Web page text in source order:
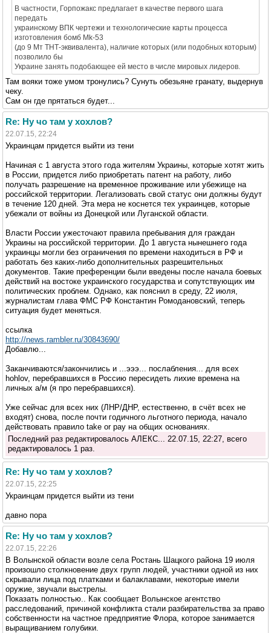
В частности, Горпожакс предлагает в качестве первого шага
передать
украинскому ВПК чертежи и технологические карты процесса
изготовления бомб Mk-53
(до 9 Мт ТНТ-эквивалента), наличие которых (или подобных которым)
позволило бы
Украине занять подобающее ей место в числе мировых лидеров.
Там вояки тоже умом тронулись? Сунуть обезьяне гранату, выдернув
чеку.
Сам он где прятаться будет...
Re: Ну чо там у хохлов?
22.07.15, 22:24
Украинцам придется выйти из тени
Начиная с 1 августа этого года жителям Украины, которые хотят жить
в России, придется либо приобретать патент на работу, либо
получать разрешение на временное проживание или убежище на
российской территории. Легализовать свой статус они должны будут
в течение 120 дней. Эта мера не коснется тех украинцев, которые
убежали от войны из Донецкой или Луганской области.
Власти России ужесточают правила пребывания для граждан
Украины на российской территории. До 1 августа нынешнего года
украинцы могли без ограничения по времени находиться в РФ и
работать без каких-либо дополнительных разрешительных
документов. Такие преференции были введены после начала боевых
действий на востоке украинского государства и сопутствующих им
политических проблем. Однако, как пояснил в среду, 22 июля,
журналистам глава ФМС РФ Константин Ромодановский, теперь
ситуация будет меняться.
ссылка
http://news.rambler.ru/30843690/
Добавлю...
Заканчиваются/закончились и ...эээ... послабления... для всех
hohlov, перебравшихся в Россию пересидеть лихие времена на
личных а/м (я про перебравшихся).
Уже сейчас для всех них (ЛНР/ДНР, естественно, в счёт всех не
входят) снова, после почти годичного льготного периода, начало
действовать правило take or pay на общих основаниях.
Последний раз редактировалось АЛЕКС... 22.07.15, 22:27, всего
редактировалось 1 раз.
Re: Ну чо там у хохлов?
22.07.15, 22:25
Украинцам придется выйти из тени
давно пора
Re: Ну чо там у хохлов?
22.07.15, 22:26
В Волынской области возле села Ростань Шацкого района 19 июля
произошло столкновение двух групп людей, участники одной из них
скрывали лица под платками и балаклавами, некоторые имели
оружие, звучали выстрелы.
Показать полностью.. Как сообщает Волынское агентство
расследований, причиной конфликта стали разбирательства за право
собственности на частное предприятие Флора, которое занимается
выращиванием голубики.